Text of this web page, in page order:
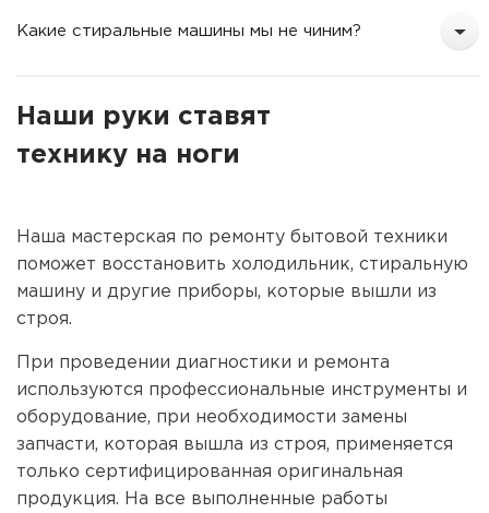
Какие стиральные машины мы не чиним?
Наши руки ставят
технику на ноги
Наша мастерская по ремонту бытовой техники
поможет восстановить холодильник, стиральную
машину и другие приборы, которые вышли из
строя.
При проведении диагностики и ремонта
используются профессиональные инструменты и
оборудование, при необходимости замены
запчасти, которая вышла из строя, применяется
только сертифицированная оригинальная
продукция. На все выполненные работы